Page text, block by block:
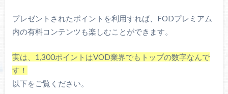
プレゼントされたポイントを利用すれば、FODプレミアム
内の有料コンテンツも楽しむことができます。
実は、1,300ポイントはVOD業界でもトップの数字なんで
す！
以下をご覧ください。